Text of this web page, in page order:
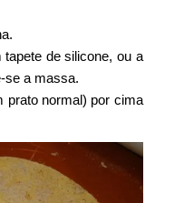
de silicone, ou a
se a massa.
prato normal) por cima